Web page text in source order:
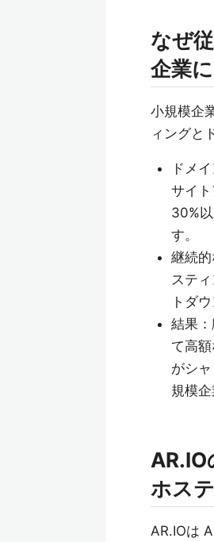
なぜ
企業
小規模企
ィングと
ドメ
サイ
30%
す。
継続
ステ
トダ
結果
て高
がシ
規模
AR.IO
ホス
AR.IOは